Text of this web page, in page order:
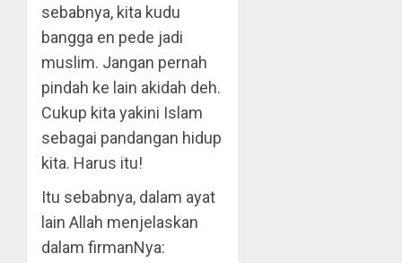
sebabnya, kita kudu
bangga en pede jadi
muslim. Jangan pernah
pindah ke lain akidah deh.
Cukup kita yakini Islam
sebagai pandangan hidup
kita. Harus itu!
Itu sebabnya, dalam ayat
lain Allah menjelaskan
dalam firmanNya: